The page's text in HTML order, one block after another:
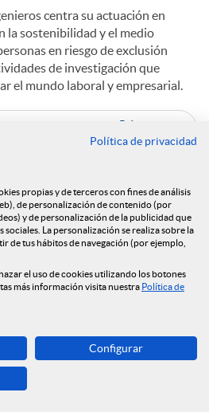
centra su actuación en
la sostenibilidad y el medio
en riesgo de exclusión
de investigación que
el mundo laboral y empresarial.
se vuelca en el apoyo a
la DANA
bancaria móvil de Caja
motores
Política de privacidad
propias y de terceros con fines de análisis
de personalización de contenido (por
y de personalización de la publicidad que
sociales. La personalización se realiza sobre la
de tus hábitos de navegación (por ejemplo,
el uso de cookies utilizando los botones
más información visita nuestra Política de
Configurar